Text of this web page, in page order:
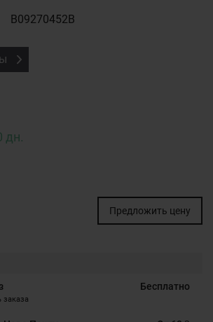
B09270452B
дн.
Предложить цену
заказа
Бесплатно